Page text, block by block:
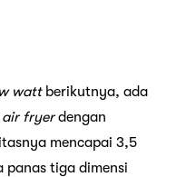
watt berikutnya, ada
air fryerdengan
mencapai 3,5
panas tiga dimensi